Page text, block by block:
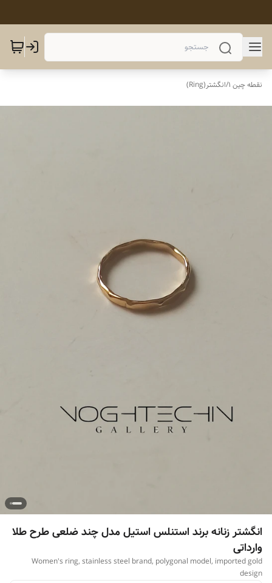
نقطه چین 1 /انگشتر(Ring)
انگشتر زنانه برند استنلس استیل مدل چند ضلعی طرح طلا
وارداتی
Women's ring, stainless steel brand, polygonal model, imported gold
design